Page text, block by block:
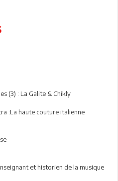
(3) : La Galite & Chikly
:La haute couture italienne
et historien de la musique